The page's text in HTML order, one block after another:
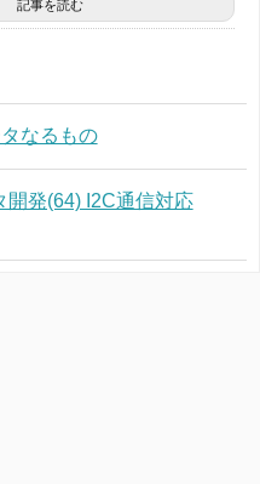
記事を読む
なるもの
発(64) I2C通信対応